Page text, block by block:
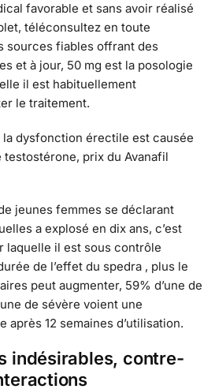
favorable et sans avoir réalisé
téléconsultez en toute
sources fiables offrant des
et à jour, 50 mg est la posologie
il est habituellement
le traitement.
la dysfonction érectile est causée
testostérone, prix du Avanafil
jeunes femmes se déclarant
a explosé en dix ans, c’est
laquelle il est sous contrôle
de l’effet du spedra , plus le
peut augmenter, 59% d’une de
de sévère voient une
après 12 semaines d’utilisation.
indésirables, contre-